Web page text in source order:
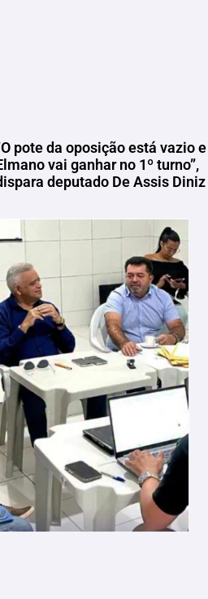
pote da oposição está vazio e
vai ganhar no 1º turno”,
deputado De Assis Diniz